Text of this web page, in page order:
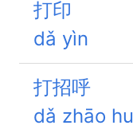
打印
dǎ yìn
打招呼
dǎ zhāo hu